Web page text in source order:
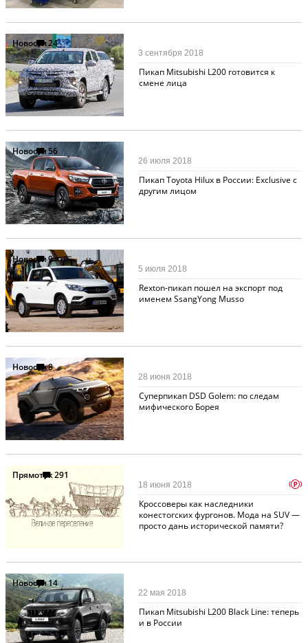
Новости24
Пикап Mitsubishi L200 готовится к
смене лица
3 сентября 2018
Новости56
Пикап Toyota Hilux в России: Exclusive с
другим лицом
26 июля 2018
Новости9
Rexton-пикап пошел на экспорт под
именем SsangYong Musso
5 июля 2018
Новости8
Суперпикап DSD Golem: по следам
мифического Борея
28 июня 2018
Прямоток291
Кроссоверы как наследники
конестогских фургонов. Мода на SUV —
просто дань исторической памяти?
18 июня 2018 p
Новости14
Пикап Mitsubishi L200 Black Line: теперь
и в России
22 мая 2018